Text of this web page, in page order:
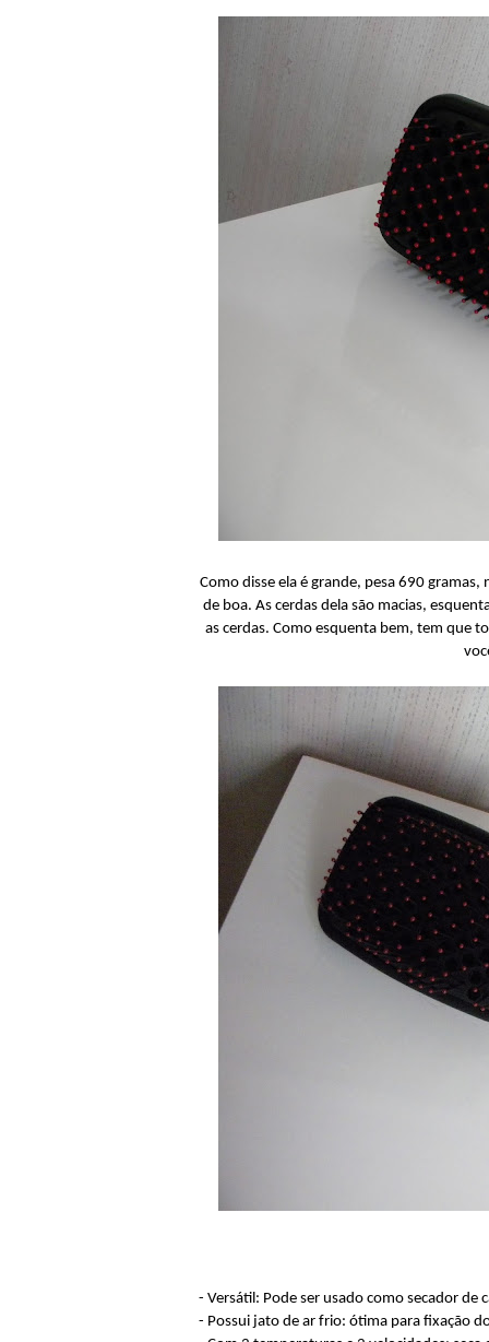
Como disse ela é grande, pesa 690
de boa. As cerdas dela são macias,
as cerdas. Como esquenta bem, tem que
- Versátil: Pode ser usado como secador de
- Possui jato de ar frio: ótima para fixação